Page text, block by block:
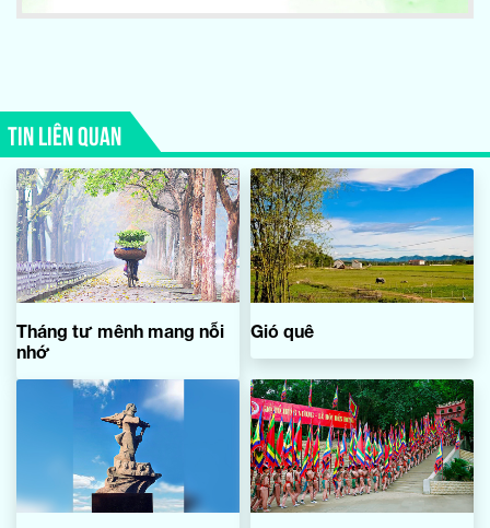
TIN LIÊN QUAN
Tháng tư mênh mang nỗi
nhớ
Gió quê